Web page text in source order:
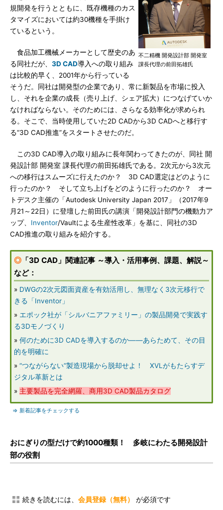
不二精機 開発設計部 開発室
課長代理の前田拓雄氏
規開発を行うとともに、既存機種のカス
タマイズにおいては約30機種を手掛け
ているという。
食品加工機械メーカーとして歴史のあ
る同社だが、 3D CAD導入への取り組み
は比較的早く、2001年から行っている
そうだ。同社は開発型の企業であり、常に新製品を市場に投入
し、それを企業の成長（売り上げ、シェア拡大）につなげていか
なければならない。そのためには、さらなる効率化が求められ
る。そこで、当時使用していた2D CADから3D CADへと移行す
る“3D CAD推進”をスタートさせたのだ。
この3D CAD導入の取り組みに長年関わってきたのが、同社 開
発設計部 開発室 課長代理の前田拓雄氏である。2次元から3次元
への移行はスムーズに行えたのか？ 3D CAD選定はどのように
行ったのか？ そして立ち上げをどのように行ったのか？ オー
トデスク主催の「Autodesk University Japan 2017」（2017年9
月21～22日）に登壇した前田氏の講演「開発設計部門の機動力ア
ップ、 Inventor/Vaultによる生産性改革」を基に、同社の3D
CAD推進の取り組みを紹介する。
◎ 「3D CAD」関連記事 ～導入・活用事例、課題、解説～
など：
» DWGの2次元図面資産を有効活用し、無理なく3次元移行で
きる「Inventor」
» エポック社が「シルバニアファミリー」の製品開発で実践す
る3Dモノづくり
» 何のために3D CADを導入するのか――あらためて、その目
的を明確に
» “つながらない”製造現場から脱却せよ！ XVLがもたらすデ
ジタル革新とは
» 主要製品を完全網羅、商用3D CAD製品カタログ
⇒ 新着記事をチェックする
おにぎりの型だけで約1000種類！ 多岐にわたる開発設計
部の役割
続きを読むには、 会員登録（無料） が必須です